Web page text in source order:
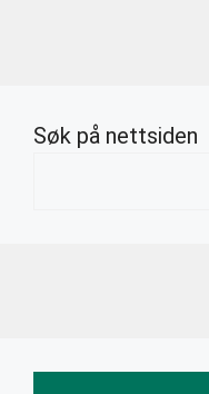
Søk på nettsiden